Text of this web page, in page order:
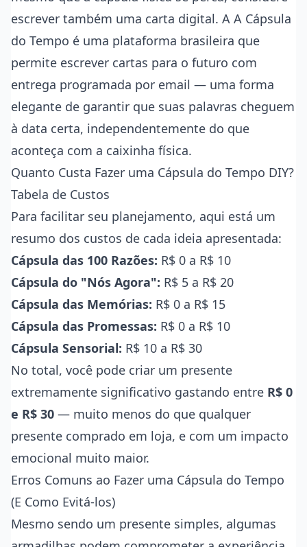
escrever também uma carta digital. A A Cápsula
do Tempo é uma plataforma brasileira que
permite escrever cartas para o futuro com
entrega programada por email — uma forma
elegante de garantir que suas palavras cheguem
à data certa, independentemente do que
aconteça com a caixinha física.
Quanto Custa Fazer uma Cápsula do Tempo DIY?
Tabela de Custos
Para facilitar seu planejamento, aqui está um
resumo dos custos de cada ideia apresentada:
Cápsula das 100 Razões: R$ 0 a R$ 10
Cápsula do "Nós Agora": R$ 5 a R$ 20
Cápsula das Memórias: R$ 0 a R$ 15
Cápsula das Promessas: R$ 0 a R$ 10
Cápsula Sensorial: R$ 10 a R$ 30
No total, você pode criar um presente
extremamente significativo gastando entre R$ 0
e R$ 30 — muito menos do que qualquer
presente comprado em loja, e com um impacto
emocional muito maior.
Erros Comuns ao Fazer uma Cápsula do Tempo
(E Como Evitá-los)
Mesmo sendo um presente simples, algumas